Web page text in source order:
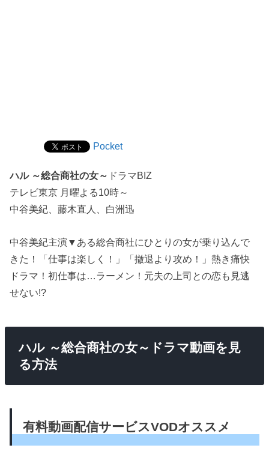
Pocket
ハル ～総合商社の女～ ドラマBIZ
テレビ東京 月曜よる10時～
中谷美紀、藤木直人、白洲迅
中谷美紀主演▼ある総合商社にひとりの女が乗り込んで
きた！「仕事は楽しく！」「撤退より攻め！」熱き痛快
ドラマ！初仕事は…ラーメン！元夫の上司との恋も見逃
せない!?
ハル ～総合商社の女～ドラマ動画を見
る方法
有料動画配信サービスVODオススメ